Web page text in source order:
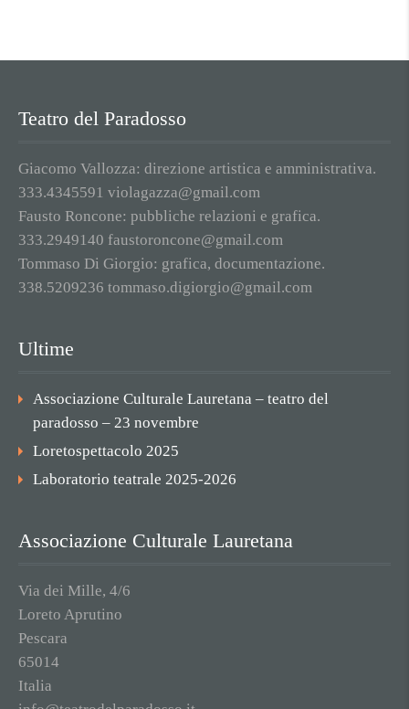
Teatro del Paradosso
Giacomo Vallozza: direzione artistica e amministrativa.
333.4345591 violagazza@gmail.com
Fausto Roncone: pubbliche relazioni e grafica.
333.2949140 faustoroncone@gmail.com
Tommaso Di Giorgio: grafica, documentazione.
338.5209236 tommaso.digiorgio@gmail.com
Ultime
Associazione Culturale Lauretana – teatro del
paradosso – 23 novembre
Loretospettacolo 2025
Laboratorio teatrale 2025-2026
Associazione Culturale Lauretana
Via dei Mille, 4/6
Loreto Aprutino
Pescara
65014
Italia